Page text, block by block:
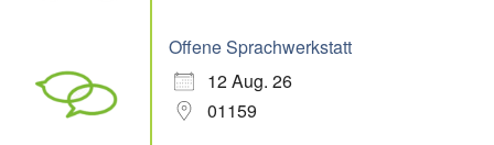
Offene Sprachwerkstatt
12 Aug. 26
01159